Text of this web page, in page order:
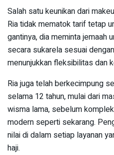
Salah satu keunikan dari
Ria tidak mematok tarif tetap
gantinya, dia meminta jemaah
secara sukarela sesuai
menunjukkan fleksibilitas dan
Ria juga telah berkecimpung
selama 12 tahun, mulai dari
wisma lama, sebelum
modern seperti sekarang.
nilai di dalam setiap layanan
haji.